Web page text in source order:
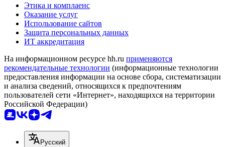
Этика и комплаенс
Оказание услуг
Использование сайтов
Защита персональных данных
ИТ аккредитация
На информационном ресурсе hh.ru применяются
рекомендательные технологии (информационные технологии
предоставления информации на основе сбора, систематизации
и анализа сведений, относящихся к предпочтениям
пользователей сети «Интернет», находящихся на территории
Российской Федерации)
Русский